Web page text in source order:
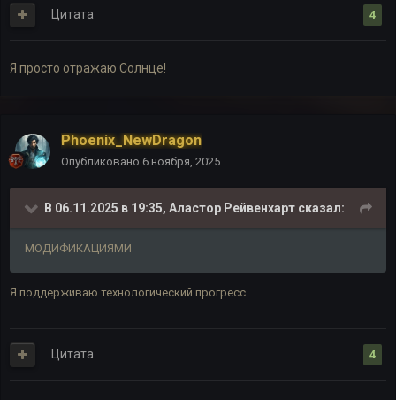
4
Цитата
Я просто отражаю Солнце!
Phoenix_NewDragon
Опубликовано 6 ноября, 2025
В 06.11.2025 в 19:35, Аластор Рейвенхарт сказал:
МОДИФИКАЦИЯМИ
Я поддерживаю технологический прогресс.
4
Цитата